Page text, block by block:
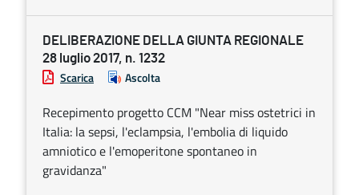
DELIBERAZIONE DELLA GIUNTA REGIONALE
28 luglio 2017, n. 1232
Scarica Ascolta
Recepimento progetto CCM "Near miss ostetrici in
Italia: la sepsi, l'eclampsia, l'embolia di liquido
amniotico e l'emoperitone spontaneo in
gravidanza"